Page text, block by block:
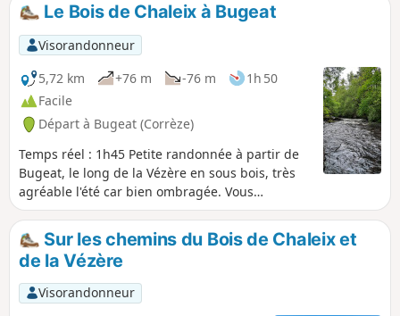
Le Bois de Chaleix à Bugeat
Visorandonneur
5,72 km
+76 m -76 m
1h 50
Facile
Départ à Bugeat (Corrèze)
Temps réel : 1h45 Petite randonnée à partir de
Bugeat, le long de la Vézère en sous bois, très
agréable l'été car bien ombragée. Vous
découvrirez les méandres de la Vézère par un
chemin étroit tout au bord de la rivière. Peu
praticable en hiver car très humide.
Sur les chemins du Bois de Chaleix et
de la Vézère
Visorandonneur